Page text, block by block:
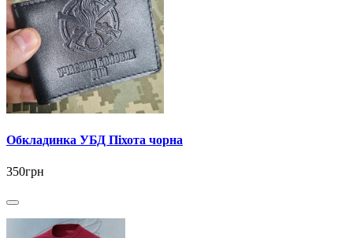
Обкладинка УБД Піхота чорна
350грн